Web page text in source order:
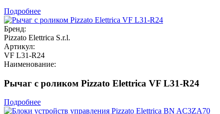
Подробнее
Бренд:
Pizzato Elettrica S.r.l.
Артикул:
VF L31-R24
Наименование:
Рычаг с роликом Pizzato Elettrica VF L31-R24
Подробнее